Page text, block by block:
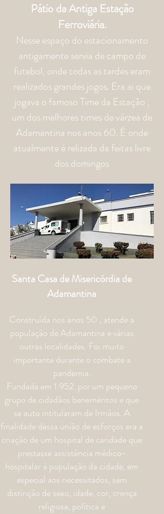
Pátio da Antiga Estação
Ferroviária.
Nesse espaço do estacionamento
antigamente servia de campo de
futebol, onde todas as tardes eram
realizados grandes jogos. Era ai que
jogava o famoso Time da Estação ,
um dos melhores times de várzea de
Adamantina nos anos 60. É onde
atualmente é relizada da feitas livre
dos domingos
Santa Casa de Misericórdia de
Adamantina
Construída nos anos 50 , atende a
população de Adamantina e várias
outras localidades. Foi muito
importante durante o combate a
pandemia.
Fundada em 1.952, por um pequeno
grupo de cidadãos beneméritos e que
se auto intitularam de Irmãos. A
finalidade dessa união de esforços era a
criação de um hospital de caridade que
prestasse assistência médico-
hospitalar à população da cidade, em
especial aos necessitados, sem
distinção de sexo, idade, cor, crença
religiosa, política e